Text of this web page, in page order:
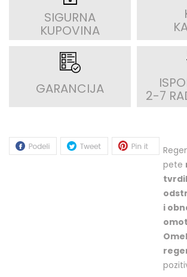
SIGURNA
KUPOVINA
GARANCIJA 2-7
pete
i